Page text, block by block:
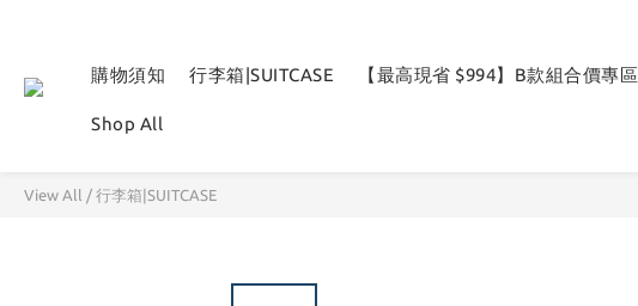
購物須知 行李箱|SUITCASE 【最高現省 $994】B款組合價專區
Shop All
View All / 行李箱|SUITCASE